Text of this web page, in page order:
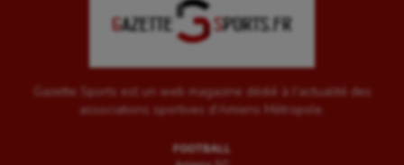
Gazette Sports est un web magazine dédié à l'actualité des
associations sportives d'Amiens Métropole.
FOOTBALL